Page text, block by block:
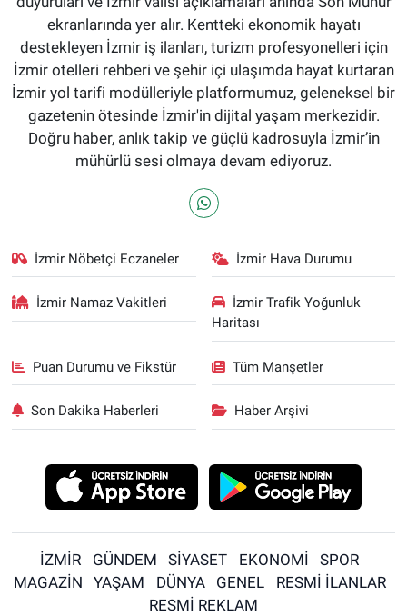
ekranlarında yer alır. Kentteki ekonomik hayatı
destekleyen İzmir iş ilanları, turizm profesyonelleri için
İzmir otelleri rehberi ve şehir içi ulaşımda hayat kurtaran
İzmir yol tarifi modülleriyle platformumuz, geleneksel bir
gazetenin ötesinde İzmir'in dijital yaşam merkezidir.
Doğru haber, anlık takip ve güçlü kadrosuyla İzmir’in
mühürlü sesi olmaya devam ediyoruz.
İzmir Nöbetçi Eczaneler İzmir Hava Durumu
İzmir Namaz Vakitleri
İzmir Trafik Yoğunluk
Haritası
Puan Durumu ve Fikstür Tüm Manşetler
Son Dakika Haberleri Haber Arşivi
İZMİR GÜNDEM SİYASET EKONOMİ
SPOR
MAGAZİN
YAŞAM DÜNYA GENEL
RESMİ İLANLAR
RESMİ REKLAM